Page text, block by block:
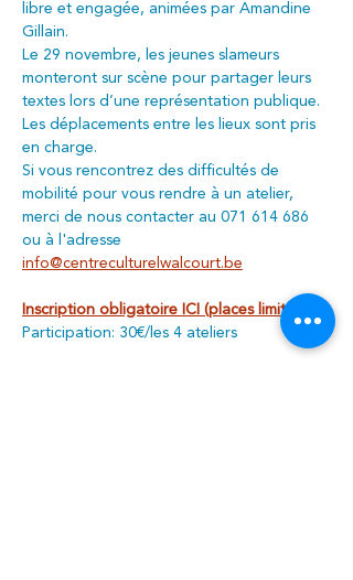
libre et engagée, animées par Amandine
Gillain.
Le 29 novembre, les jeunes slameurs
monteront sur scène pour partager leurs
textes lors d’une représentation publique.
Les déplacements entre les lieux sont pris
en charge.
Si vous rencontrez des difficultés de
mobilité pour vous rendre à un atelier,
merci de nous contacter au 071 614 686
ou à l'adresse
info@centreculturelwalcourt.be
Inscription obligatoire ICI (places limitées)
Participation: 30€/les 4 ateliers